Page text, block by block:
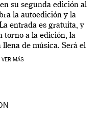
su segunda edición al
la autoedición y la
entrada es gratuita, y
torno a la edición, la
de música. Será el
VER MÁS